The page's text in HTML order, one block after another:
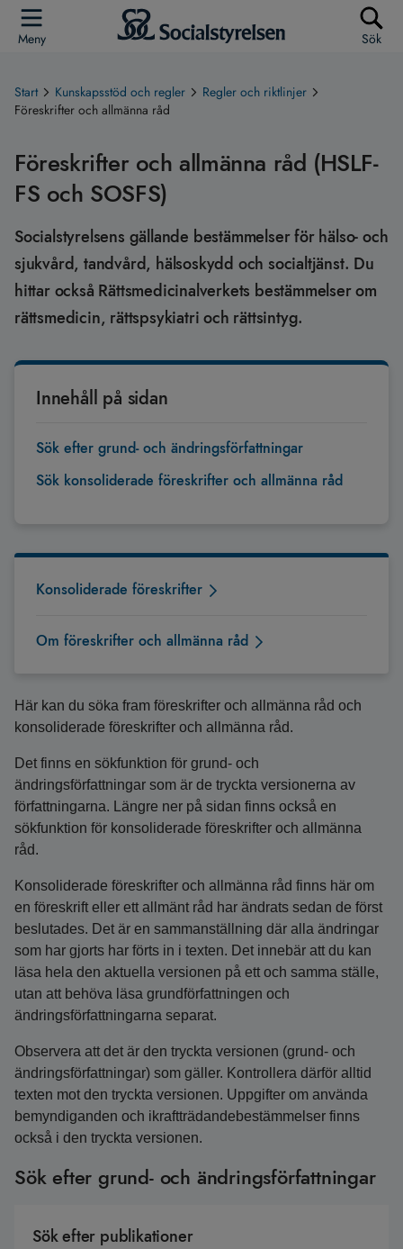
Meny Sök
Start Kunskapsstöd och regler
Regler och riktlinjer
Föreskrifter och allmänna råd
Föreskrifter och allmänna råd (HSLF-
FS och SOSFS)
Socialstyrelsens gällande bestämmelser för hälso- och
sjukvård, tandvård, hälsoskydd och socialtjänst. Du
hittar också Rättsmedicinalverkets bestämmelser om
rättsmedicin, rättspsykiatri och rättsintyg.
Innehåll på sidan
Sök efter grund- och ändringsförfattningar
Sök konsoliderade föreskrifter och allmänna råd
Konsoliderade föreskrifter
Om föreskrifter och allmänna råd
Här kan du söka fram föreskrifter och allmänna råd och
konsoliderade föreskrifter och allmänna råd.
Det finns en sökfunktion för grund- och
ändringsförfattningar som är de tryckta versionerna av
författningarna. Längre ner på sidan finns också en
sökfunktion för konsoliderade föreskrifter och allmänna
råd.
Konsoliderade föreskrifter och allmänna råd finns här om
en föreskrift eller ett allmänt råd har ändrats sedan de först
beslutades. Det är en sammanställning där alla ändringar
som har gjorts har förts in i texten. Det innebär att du kan
läsa hela den aktuella versionen på ett och samma ställe,
utan att behöva läsa grundförfattningen och
ändringsförfattningarna separat.
Observera att det är den tryckta versionen (grund- och
ändringsförfattningar) som gäller. Kontrollera därför alltid
texten mot den tryckta versionen. Uppgifter om använda
bemyndiganden och ikraftträdandebestämmelser finns
också i den tryckta versionen.
Sök efter grund- och ändringsförfattningar
Sök efter publikationer